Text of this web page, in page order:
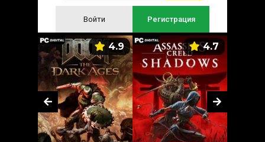
Войти Регистрация
4.9 4.7